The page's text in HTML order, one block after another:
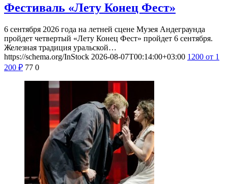
Фестиваль «Лету Конец Фест»
6 сентября 2026 года на летней сцене Музея Андеграунда
пройдет четвертый «Лету Конец Фест» пройдет 6 сентября.
Железная традиция уральской…
https://schema.org/InStock 2026-08-07T00:14:00+03:00 1200 от 1
200 ₽ 77 0